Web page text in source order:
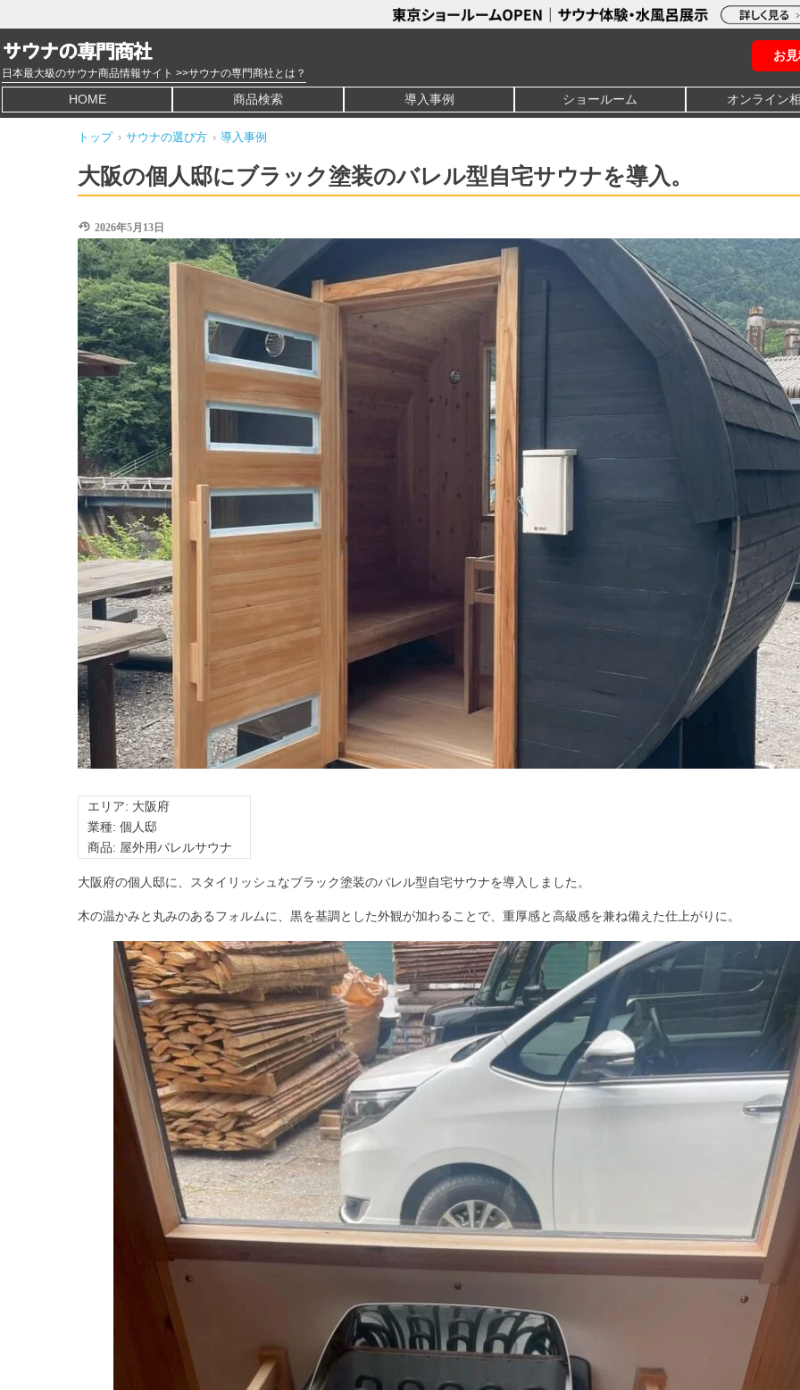
日本最大級のサウナ商品情報サイト >>サウナの専門商社とは？
お
HOME 商品検索 導入事例 ショールーム オンライン
トップ › サウナの選び方 › 導入事例
大阪の個人邸にブラック塗装のバレル型自宅サウナを導入。
2026年5月13日
エリア: 大阪府
業種: 個人邸
商品: 屋外用バレルサウナ
大阪府の個人邸に、スタイリッシュなブラック塗装のバレル型自宅サウナを導入しました。
木の温かみと丸みのあるフォルムに、黒を基調とした外観が加わることで、重厚感と高級感を兼ね備えた仕上がりに。